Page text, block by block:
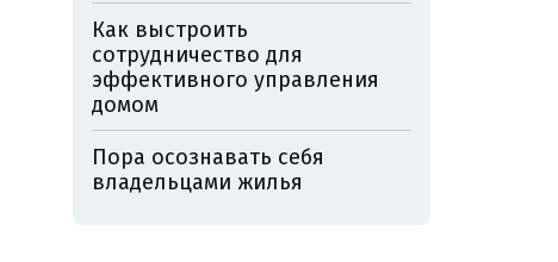
Как выстроить
сотрудничество для
эффективного управления
домом
Пора осознавать себя
владельцами жилья